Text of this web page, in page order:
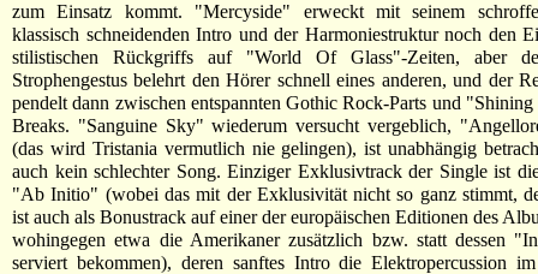
zum Einsatz kommt. "Mercyside" erweckt mit seinem
klassisch schneidenden Intro und der Harmoniestruktur noch den
stilistischen Rückgriffs auf "World Of Glass"-Zeiten, aber
Strophengestus belehrt den Hörer schnell eines anderen, und der
pendelt dann zwischen entspannten Gothic Rock-Parts und
Breaks. "Sanguine Sky" wiederum versucht vergeblich,
(das wird Tristania vermutlich nie gelingen), ist unabhängig
auch kein schlechter Song. Einziger Exklusivtrack der Single ist
"Ab Initio" (wobei das mit der Exklusivität nicht so ganz stimmt,
ist auch als Bonustrack auf einer der europäischen Editionen des
wohingegen etwa die Amerikaner zusätzlich bzw. statt dessen
serviert bekommen), deren sanftes Intro die Elektropercussion